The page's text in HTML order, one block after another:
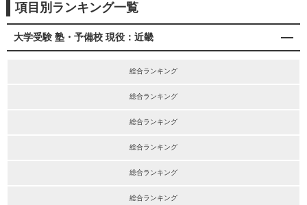
項目別ランキング一覧
大学受験 塾・予備校 現役：近畿
総合ランキング
総合ランキング
総合ランキング
総合ランキング
総合ランキング
総合ランキング